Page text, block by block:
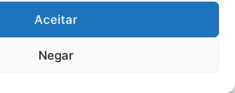
Aceitar
Negar
caminho do trabalho
se envolve em